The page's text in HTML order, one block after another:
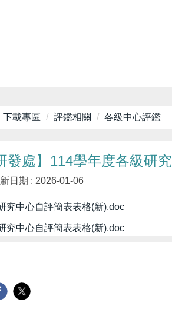
下載專區 評鑑相關 各級中心評鑑
發處】114學年度各級研
日期 : 2026-01-06
究中心自評簡表表格(新).doc
究中心自評簡表表格(新).doc